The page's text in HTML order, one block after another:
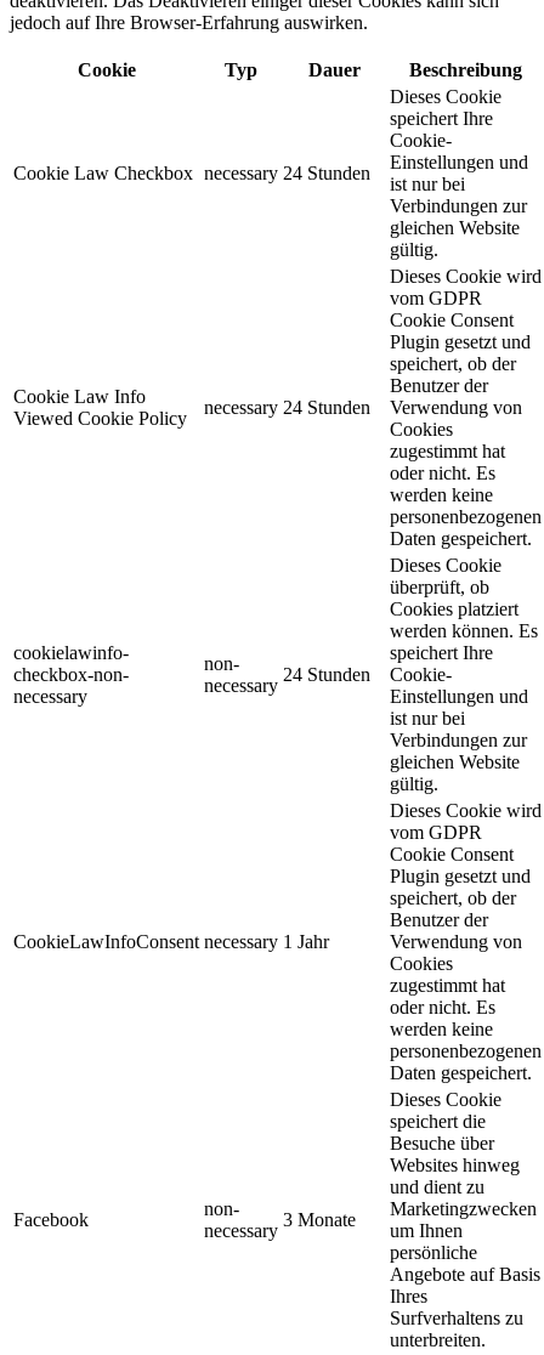
jedoch auf Ihre Browser-Erfahrung auswirken.
Cookie Typ Dauer Beschreibung
Cookie Law Checkbox necessary 24 Stunden
Dieses Cookie
speichert Ihre
Cookie-
Einstellungen und
ist nur bei
Verbindungen zur
gleichen Website
gültig.
Cookie Law Info
Viewed Cookie Policy
necessary 24 Stunden
Dieses Cookie wird
vom GDPR
Cookie Consent
Plugin gesetzt und
speichert, ob der
Benutzer der
Verwendung von
Cookies
zugestimmt hat
oder nicht. Es
werden keine
personenbezogenen
Daten gespeichert.
cookielawinfo-
checkbox-non-
necessary
non-
necessary
24 Stunden
Dieses Cookie
überprüft, ob
Cookies platziert
werden können. Es
speichert Ihre
Cookie-
Einstellungen und
ist nur bei
Verbindungen zur
gleichen Website
gültig.
CookieLawInfoConsent necessary 1 Jahr
Dieses Cookie wird
vom GDPR
Cookie Consent
Plugin gesetzt und
speichert, ob der
Benutzer der
Verwendung von
Cookies
zugestimmt hat
oder nicht. Es
werden keine
personenbezogenen
Daten gespeichert.
Facebook
non-
necessary
3 Monate
Dieses Cookie
speichert die
Besuche über
Websites hinweg
und dient zu
Marketingzwecken
um Ihnen
persönliche
Angebote auf Basis
Ihres
Surfverhaltens zu
unterbreiten.